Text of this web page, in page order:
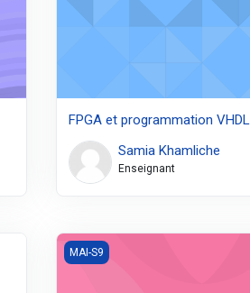
FPGA et programmation VHDL
Samia Khamliche
Enseignant
Commande avancée
MAI-S9